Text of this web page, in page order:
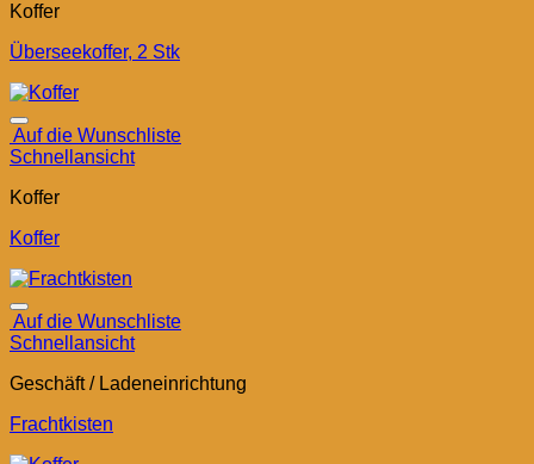
Koffer
Überseekoffer, 2 Stk
Auf die Wunschliste
Schnellansicht
Koffer
Koffer
Auf die Wunschliste
Schnellansicht
Geschäft / Ladeneinrichtung
Frachtkisten